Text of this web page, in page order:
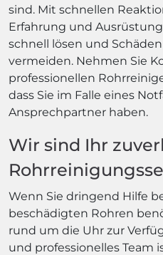
sind. Mit schnellen
Erfahrung und
schnell lösen und
vermeiden. Nehmen Sie
professionellen
dass Sie im Falle eines
Ansprechpartner haben.
Wir sind Ihr
Wenn Sie dringend Hilfe
beschädigten Rohren
rund um die Uhr zur
und professionelles Team